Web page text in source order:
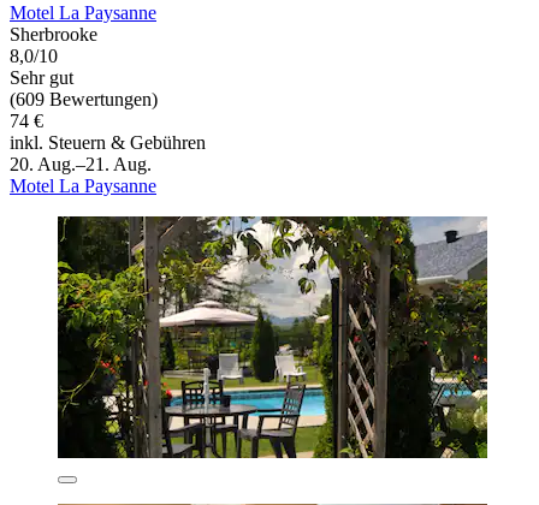
Motel La Paysanne
Sherbrooke
8,0/10
Sehr gut
(609 Bewertungen)
74 €
inkl. Steuern & Gebühren
20. Aug.–21. Aug.
Motel La Paysanne